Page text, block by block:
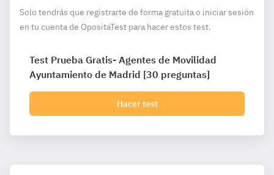
Solo tendrás que registrarte de forma gratuita o iniciar sesión
en tu cuenta de OpositaTest para hacer estos test.
Test Prueba Gratis- Agentes de Movilidad
Ayuntamiento de Madrid [30 preguntas]
Hacer test